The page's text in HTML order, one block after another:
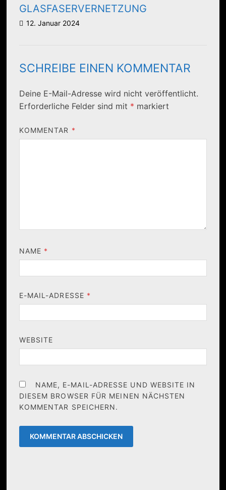
GLASFASERVERNETZUNG
12. Januar 2024
SCHREIBE EINEN KOMMENTAR
Deine E-Mail-Adresse wird nicht veröffentlicht.
Erforderliche Felder sind mit * markiert
KOMMENTAR *
NAME *
E-MAIL-ADRESSE *
WEBSITE
NAME, E-MAIL-ADRESSE UND WEBSITE IN
DIESEM BROWSER FÜR MEINEN NÄCHSTEN
KOMMENTAR SPEICHERN.